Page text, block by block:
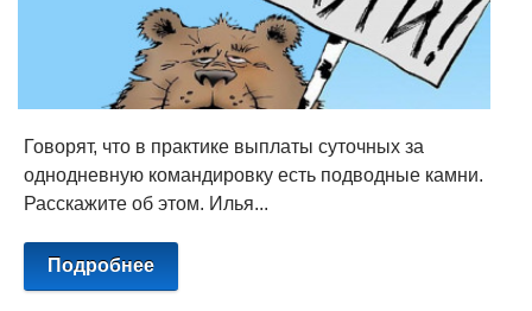
Говорят, что в практике выплаты суточных за
однодневную командировку есть подводные камни.
Расскажите об этом. Илья...
Подробнее